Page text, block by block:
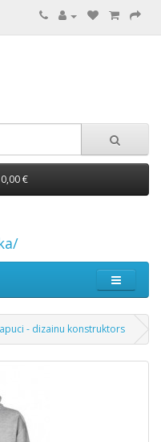
€
- dizainu konstruktors